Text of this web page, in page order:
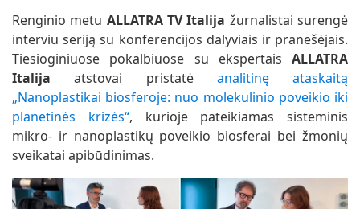
Renginio metu ALLATRA TV Italija žurnalistai surengė
interviu seriją su konferencijos dalyviais ir pranešėjais.
Tiesioginiuose pokalbiuose su ekspertais ALLATRA
Italija atstovai pristatė analitinę ataskaitą
„Nanoplastikai biosferoje: nuo molekulinio poveikio iki
planetinės krizės“, kurioje pateikiamas sisteminis
mikro- ir nanoplastikų poveikio biosferai bei žmonių
sveikatai apibūdinimas.